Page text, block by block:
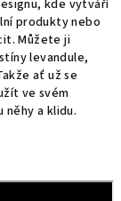
kde vytváří
produkty nebo
Můžete ji
levandule,
ať už se
ve svém
a klidu.